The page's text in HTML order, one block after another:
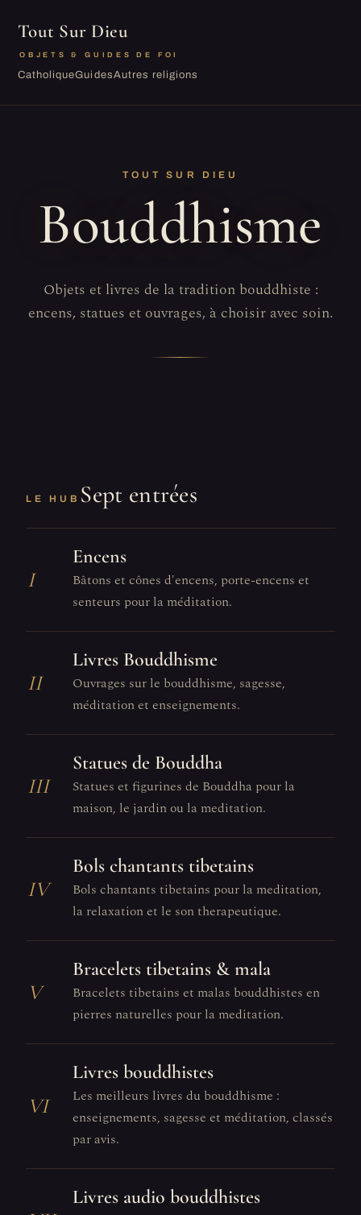
Tout Sur Dieu
OBJETS & GUIDES DE FOI
CatholiqueGuidesAutres religions
TOUT SUR DIEU
Bouddhisme
Objets et livres de la tradition bouddhiste :
encens, statues et ouvrages, à choisir avec soin.
LE HUB Sept entrées
I
Encens
Bâtons et cônes d'encens, porte-encens et
senteurs pour la méditation.
II
Livres Bouddhisme
Ouvrages sur le bouddhisme, sagesse,
méditation et enseignements.
III
Statues de Bouddha
Statues et figurines de Bouddha pour la
maison, le jardin ou la meditation.
IV
Bols chantants tibetains
Bols chantants tibetains pour la meditation,
la relaxation et le son therapeutique.
V
Bracelets tibetains & mala
Bracelets tibetains et malas bouddhistes en
pierres naturelles pour la meditation.
VI
Livres bouddhistes
Les meilleurs livres du bouddhisme :
enseignements, sagesse et méditation, classés
par avis.
Livres audio bouddhistes